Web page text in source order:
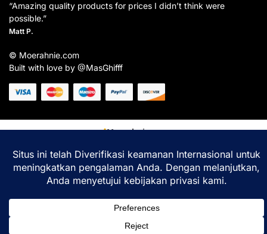
“Amazing quality products for prices I didn’t think were
possible.”
Matt P.
© Moerahnie.com
Built with love by @MasGhifff
Moerahnie.com
pengalaman belanja terbaik Anda.